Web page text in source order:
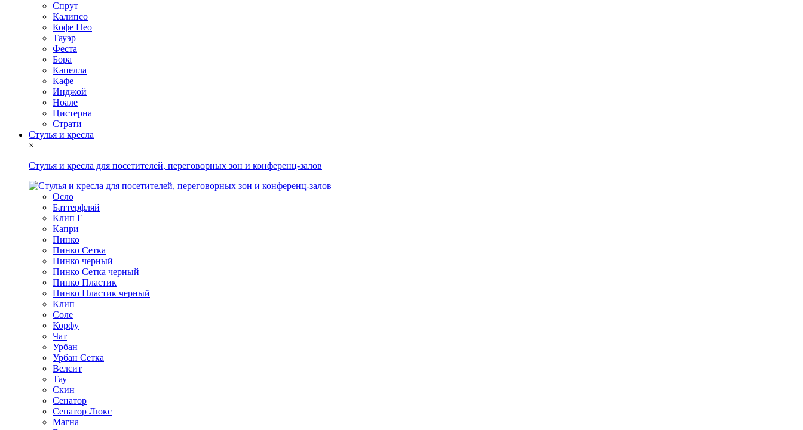
Спрут
Калипсо
Кофе Нео
Тауэр
Феста
Бора
Капелла
Кафе
Инджой
Ноале
Цистерна
Страти
Стулья и кресла
×
Стулья и кресла для посетителей, переговорных зон и конференц-залов
Осло
Баттерфляй
Клип Е
Капри
Пинко
Пинко Сетка
Пинко черный
Пинко Сетка черный
Пинко Пластик
Пинко Пластик черный
Клип
Соле
Корфу
Чат
Урбан
Урбан Сетка
Велсит
Тау
Скин
Сенатор
Сенатор Люкс
Магна